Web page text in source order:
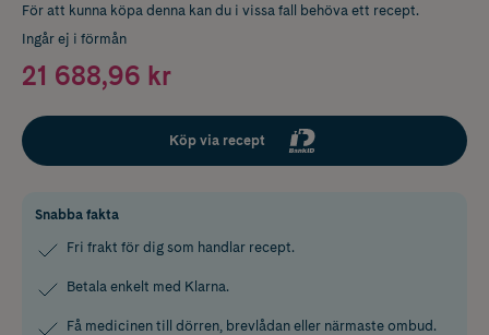
För att kunna köpa denna kan du i vissa fall behöva ett recept.
Ingår ej i förmån
21 688,96 kr
Köp via recept
Snabba fakta
Fri frakt för dig som handlar recept.
Betala enkelt med Klarna.
Få medicinen till dörren, brevlådan eller närmaste ombud.